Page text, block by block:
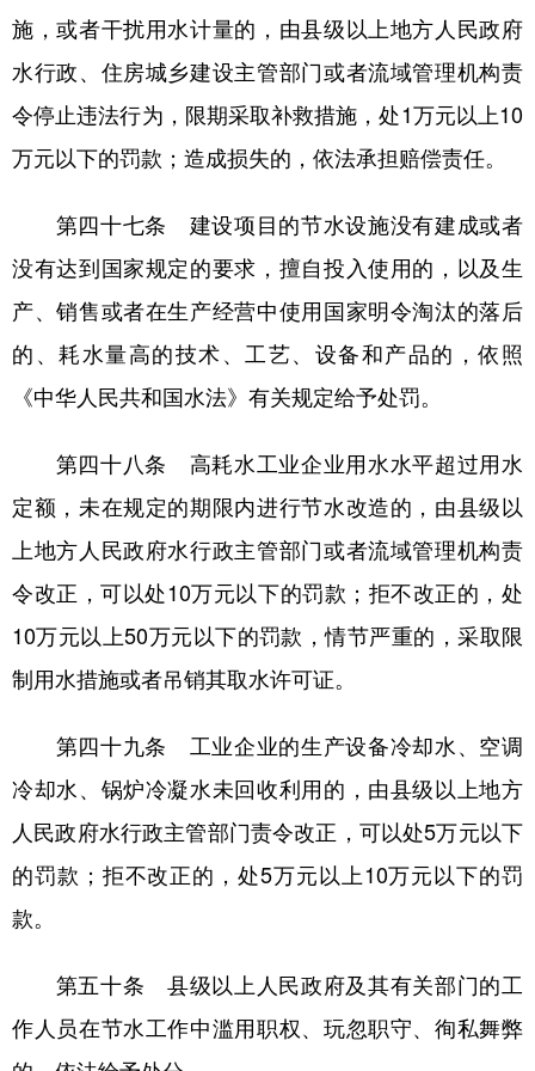
施，或者干扰用水计量的，由县级以上地方人民政府
水行政、住房城乡建设主管部门或者流域管理机构责
令停止违法行为，限期采取补救措施，处1万元以上10
万元以下的罚款；造成损失的，依法承担赔偿责任。
第四十七条 建设项目的节水设施没有建成或者
没有达到国家规定的要求，擅自投入使用的，以及生
产、销售或者在生产经营中使用国家明令淘汰的落后
的、耗水量高的技术、工艺、设备和产品的，依照
《中华人民共和国水法》有关规定给予处罚。
第四十八条 高耗水工业企业用水水平超过用水
定额，未在规定的期限内进行节水改造的，由县级以
上地方人民政府水行政主管部门或者流域管理机构责
令改正，可以处10万元以下的罚款；拒不改正的，处
10万元以上50万元以下的罚款，情节严重的，采取限
制用水措施或者吊销其取水许可证。
第四十九条 工业企业的生产设备冷却水、空调
冷却水、锅炉冷凝水未回收利用的，由县级以上地方
人民政府水行政主管部门责令改正，可以处5万元以下
的罚款；拒不改正的，处5万元以上10万元以下的罚
款。
第五十条 县级以上人民政府及其有关部门的工
作人员在节水工作中滥用职权、玩忽职守、徇私舞弊